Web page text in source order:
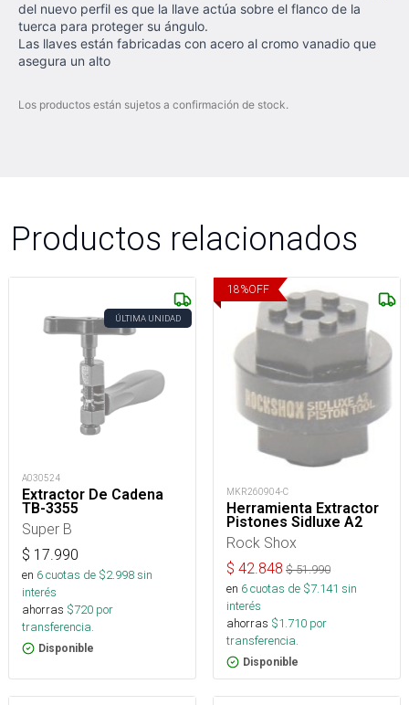
del nuevo perfil es que la llave actúa sobre el flanco de la
tuerca para proteger su ángulo.
Las llaves están fabricadas con acero al cromo vanadio que
asegura un alto
Los productos están sujetos a confirmación de stock.
Productos relacionados
ÚLTIMA UNIDAD
A030524
Extractor De Cadena
TB-3355
Super B
$ 17.990
en 6cuotas de $2.998sin
interés
ahorras $720 por
transferencia.
Disponible
18%OFF
MKR260904-C
Herramienta Extractor
Pistones Sidluxe A2
Rock Shox
$ 42.848 $51.990
en 6cuotas de $7.141 sin
interés
ahorras $1.710 por
transferencia.
Disponible